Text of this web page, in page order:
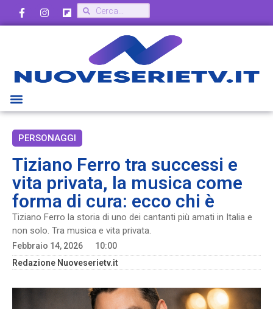
PERSONAGGI
Tiziano Ferro tra successi e
vita privata, la musica come
forma di cura: ecco chi è
Tiziano Ferro la storia di uno dei cantanti più amati in Italia e
non solo. Tra musica e vita privata.
Febbraio 14, 2026
10:00
Redazione Nuoveserietv.it